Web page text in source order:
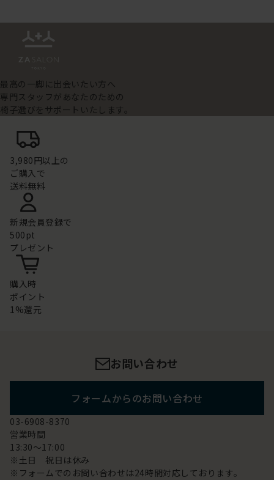
最高の一脚に出会いたい方へ
専門スタッフがあなたのための
椅子選びをサポートいたします。
3,980円以上の
ご購入で
送料無料
新規会員登録で
500pt
プレゼント
購入時
ポイント
1%還元
お問い合わせ
フォームからのお問い合わせ
03-6908-8370
営業時間
13:30～17:00
※土日 祝日は休み
※フォームでのお問い合わせは24時間対応しております。